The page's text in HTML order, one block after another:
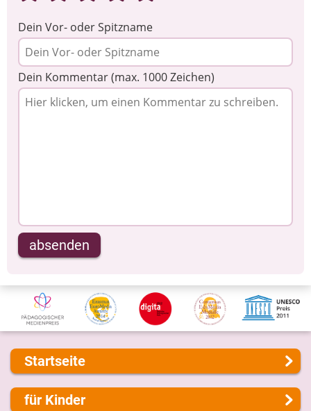
Dein Vor- oder Spitzname
Dein Kommentar (max. 1000 Zeichen)
absenden
Startseite
Über uns
für Kinder